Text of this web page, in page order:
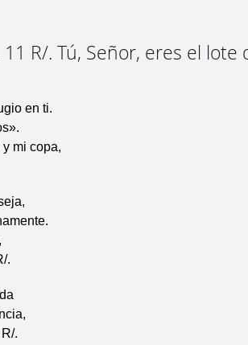
R/. Tú, Señor, eres el lote
en ti.
mi copa,
.
.